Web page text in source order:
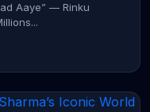
Aaye” — Rinku